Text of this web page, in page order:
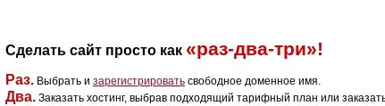
Сделать сайт просто как «раз-два-три»!
Раз. Выбрать и зарегистрировать свободное доменное имя.
Два. Заказать хостинг, выбрав подходящий тарифный план или